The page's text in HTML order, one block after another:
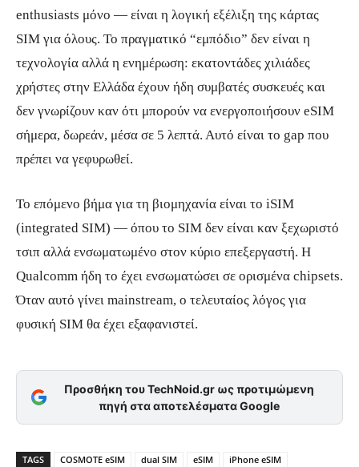
enthusiasts μόνο — είναι η λογική εξέλιξη της κάρτας
SIM για όλους. Το πραγματικό “εμπόδιο” δεν είναι η
τεχνολογία αλλά η ενημέρωση: εκατοντάδες χιλιάδες
χρήστες στην Ελλάδα έχουν ήδη συμβατές συσκευές και
δεν γνωρίζουν καν ότι μπορούν να ενεργοποιήσουν eSIM
σήμερα, δωρεάν, μέσα σε 5 λεπτά. Αυτό είναι το gap που
πρέπει να γεφυρωθεί.
Το επόμενο βήμα για τη βιομηχανία είναι το iSIM
(integrated SIM) — όπου το SIM δεν είναι καν ξεχωριστό
τσιπ αλλά ενσωματωμένο στον κύριο επεξεργαστή. Η
Qualcomm ήδη το έχει ενσωματώσει σε ορισμένα chipsets.
Όταν αυτό γίνει mainstream, ο τελευταίος λόγος για
φυσική SIM θα έχει εξαφανιστεί.
Προσθήκη του TechNoid.gr ως προτιμώμενη
πηγή στα αποτελέσματα Google
TAGS COSMOTE eSIM dual SIM eSIM
iPhone eSIM